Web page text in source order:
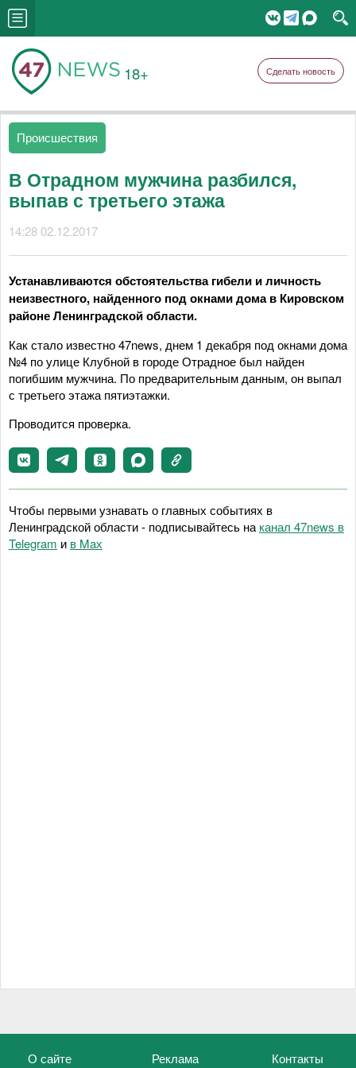
18+ Сделать новость
Происшествия
В Отрадном мужчина разбился,
выпав с третьего этажа
14:28 02.12.2017
Устанавливаются обстоятельства гибели и личность
неизвестного, найденного под окнами дома в Кировском
районе Ленинградской области.
Как стало известно 47news, днем 1 декабря под окнами дома
№4 по улице Клубной в городе Отрадное был найден
погибшим мужчина. По предварительным данным, он выпал
с третьего этажа пятиэтажки.
Проводится проверка.
Чтобы первыми узнавать о главных событиях в
Ленинградской области - подписывайтесь на канал 47news в
Telegram и в Maх
О сайте Реклама Контакты